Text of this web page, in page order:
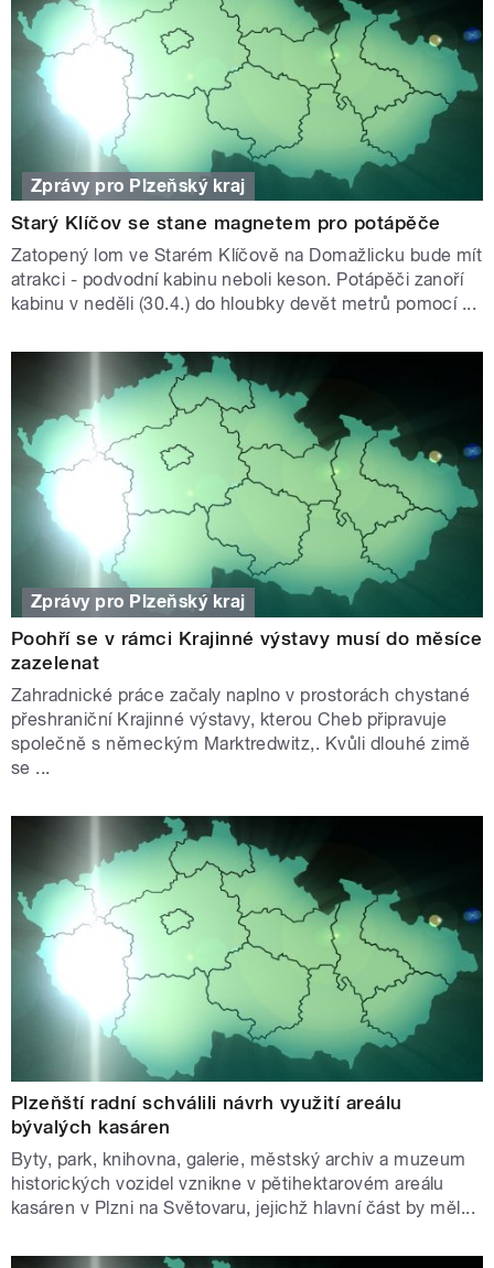
Zprávy pro Plzeňský kraj
Starý Klíčov se stane magnetem pro potápěče
Zatopený lom ve Starém Klíčově na Domažlicku bude mít
atrakci - podvodní kabinu neboli keson. Potápěči zanoří
kabinu v neděli (30.4.) do hloubky devět metrů pomocí ...
Zprávy pro Plzeňský kraj
Poohří se v rámci Krajinné výstavy musí do měsíce
zazelenat
Zahradnické práce začaly naplno v prostorách chystané
přeshraniční Krajinné výstavy, kterou Cheb připravuje
společně s německým Marktredwitz,. Kvůli dlouhé zimě
se ...
Plzeňští radní schválili návrh využití areálu
bývalých kasáren
Byty, park, knihovna, galerie, městský archiv a muzeum
historických vozidel vznikne v pětihektarovém areálu
kasáren v Plzni na Světovaru, jejichž hlavní část by měl...